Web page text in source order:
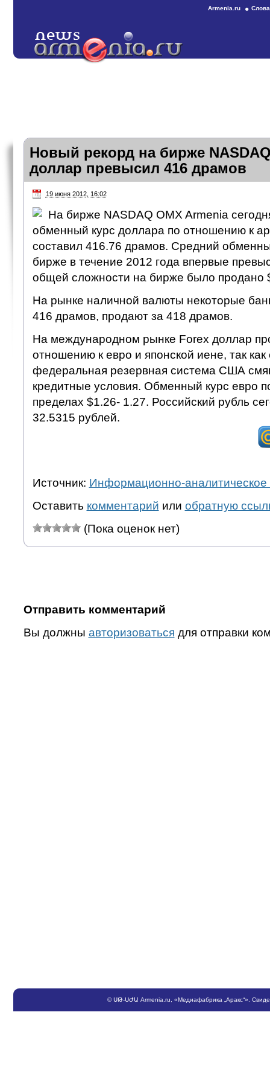
Armenia.ru
Новый рекорд на бирже
доллар превысил 416 драмов
19 июня 2012, 16:02
На бирже NASDAQ OMX Armenia
обменный курс доллара по отношению к
составил 416.76 драмов. Средний
бирже в течение 2012 года впервые
общей сложности на бирже было продано
На рынке наличной валюты некоторые
416 драмов, продают за 418 драмов.
На международном рынке Forex доллар
отношению к евро и японской иене, так как
федеральная резервная система США
кредитные условия. Обменный курс евро
пределах $1.26- 1.27. Российский рубль
32.5315 рублей.
Источник: Информационно-аналитическое
Оставить комментарий или обратную
(Пока оценок нет)
Отправить комментарий
Вы должны авторизоваться для отправки
©ՍԹ-ՍԺԱ Armenia.ru , «Медиафабрика „Аракс“».